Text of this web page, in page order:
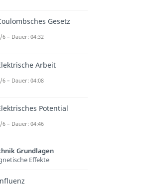
Gesetz
6 – Dauer: 04:32
Arbeit
6 – Dauer: 04:08
Potential
6 – Dauer: 04:46
Grundlagen
Effekte